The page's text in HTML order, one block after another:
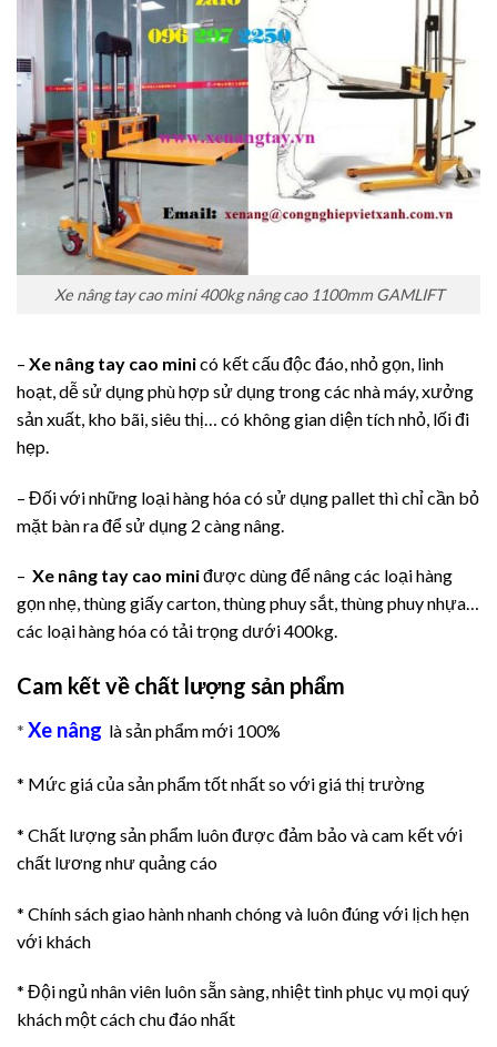
Xe nâng tay cao mini 400kg nâng cao 1100mm GAMLIFT
– Xe nâng tay cao minicó kết cấu độc đáo, nhỏ gọn, linh
hoạt, dễ sử dụng phù hợp sử dụng trong các nhà máy, xưởng
sản xuất, kho bãi, siêu thị… có không gian diện tích nhỏ, lối đi
hẹp.
– Đối với những loại hàng hóa có sử dụng pallet thì chỉ cần bỏ
mặt bàn ra để sử dụng 2 càng nâng.
– Xe nâng tay cao miniđược dùng để nâng các loại hàng
gọn nhẹ, thùng giấy carton, thùng phuy sắt, thùng phuy nhựa…
các loại hàng hóa có tải trọng dưới 400kg.
Cam kết về chất lượng sản phẩm
* Xe nâng là sản phẩm mới 100%
* Mức giá của sản phẩm tốt nhất so với giá thị trường
* Chất lượng sản phẩm luôn được đảm bảo và cam kết với
chất lương như quảng cáo
* Chính sách giao hành nhanh chóng và luôn đúng với lịch hẹn
với khách
* Đội ngủ nhân viên luôn sẵn sàng, nhiệt tình phục vụ mọi quý
khách một cách chu đáo nhất